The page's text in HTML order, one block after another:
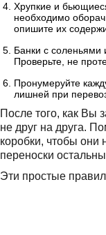
Хрупкие и
необходимо
опишите их
Банки с соленьями
Проверьте, не
Пронумеруйте
лишней при
После того, как Вы
не друг на друга.
коробки, чтобы они
переноски
Эти простые